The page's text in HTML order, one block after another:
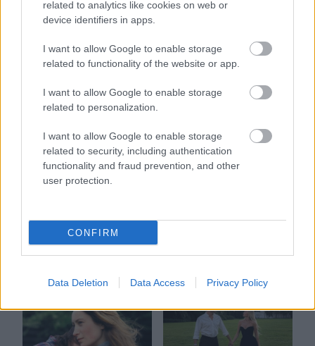
related to analytics like cookies on web or
device identifiers in apps.
I want to allow Google to enable storage
related to functionality of the website or app.
I want to allow Google to enable storage
related to personalization.
I want to allow Google to enable storage
related to security, including authentication
functionality and fraud prevention, and other
user protection.
CONFIRM
Data Deletion Data Access Privacy Policy
izogibajte, če ste
stari nad 50 let
(lahko močno
poudari gube)
Če si želite dolgih in
bujnih las, si jih ne
dneh v tednu: To so
najboljši dnevi za
striženje las po
Spirituelle